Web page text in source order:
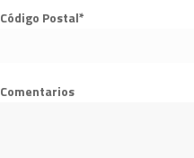
Código Postal*
Comentarios